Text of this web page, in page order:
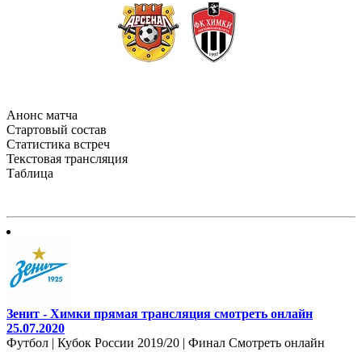
Анонс матча
Стартовый состав
Статистика встреч
Текстовая трансляция
Таблица
Зенит - Химки прямая трансляция смотреть онлайн
25.07.2020
Футбол | Кубок России 2019/20 | Финал Смотреть онлайн